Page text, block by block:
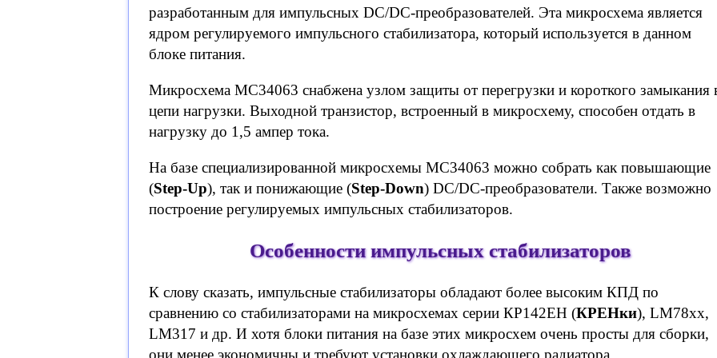
разработанным для импульсных DC/DC-преобразователей. Эта микросхема является
ядром регулируемого импульсного стабилизатора, который используется в данном
блоке питания.
Микросхема MC34063 снабжена узлом защиты от перегрузки и короткого замыкания
цепи нагрузки. Выходной транзистор, встроенный в микросхему, способен отдать в
нагрузку до 1,5 ампер тока.
На базе специализированной микросхемы MC34063 можно собрать как повышающие
(Step-Up), так и понижающие (Step-Down) DC/DC-преобразователи. Также возможно
построение регулируемых импульсных стабилизаторов.
Особенности импульсных стабилизаторов
К слову сказать, импульсные стабилизаторы обладают более высоким КПД по
сравнению со стабилизаторами на микросхемах серии КР142ЕН (КРЕНки), LM78xx,
LM317 и др. И хотя блоки питания на базе этих микросхем очень просты для сборки,
они менее экономичны и требуют установки охлаждающего радиатора.